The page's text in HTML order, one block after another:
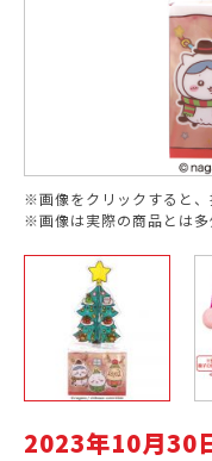
※画像をクリックすると、
※画像は実際の商品とは多
2023年10月30